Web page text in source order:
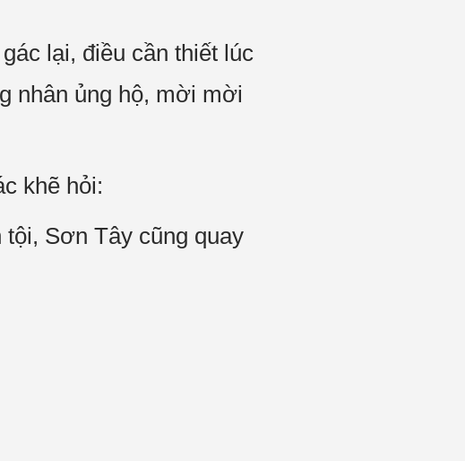
lại, điều cần thiết lúc
nhân ủng hộ, mời mời
khẽ hỏi:
Sơn Tây cũng quay